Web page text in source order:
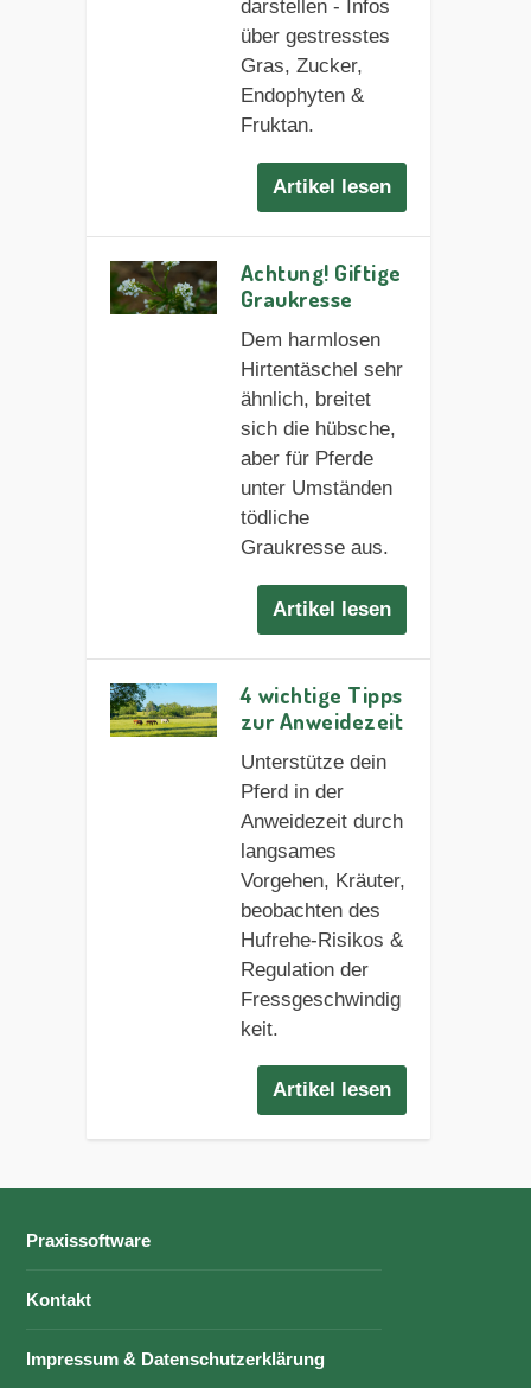
darstellen - Infos
über gestresstes
Gras, Zucker,
Endophyten &
Fruktan.
Artikel lesen
Achtung! Giftige
Graukresse
Dem harmlosen
Hirtentäschel sehr
ähnlich, breitet
sich die hübsche,
aber für Pferde
unter Umständen
tödliche
Graukresse aus.
Artikel lesen
4 wichtige Tipps
zur Anweidezeit
Unterstütze dein
Pferd in der
Anweidezeit durch
langsames
Vorgehen, Kräuter,
beobachten des
Hufrehe-Risikos &
Regulation der
Fressgeschwindig
keit.
Artikel lesen
Praxissoftware
Kontakt
Impressum & Datenschutzerklärung